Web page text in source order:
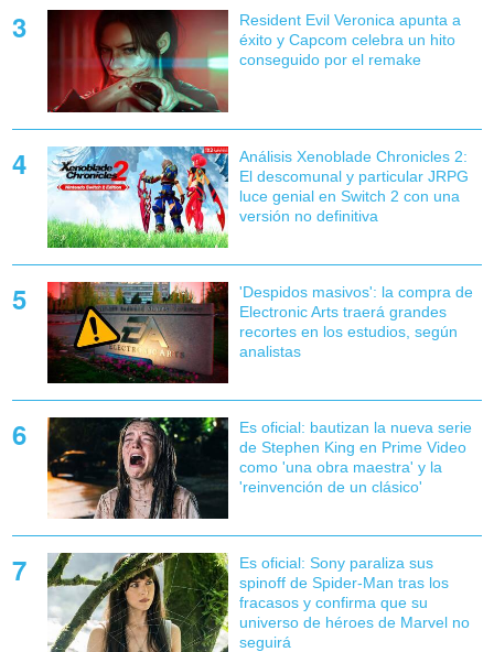
Resident Evil Veronica apunta a
éxito y Capcom celebra un hito
conseguido por el remake
Análisis Xenoblade Chronicles 2:
El descomunal y particular JRPG
luce genial en Switch 2 con una
versión no definitiva
'Despidos masivos': la compra de
Electronic Arts traerá grandes
recortes en los estudios, según
analistas
Es oficial: bautizan la nueva serie
de Stephen King en Prime Video
como 'una obra maestra' y la
'reinvención de un clásico'
Es oficial: Sony paraliza sus
spinoff de Spider-Man tras los
fracasos y confirma que su
universo de héroes de Marvel no
seguirá